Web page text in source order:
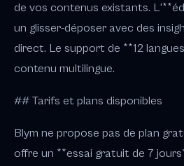
de vos contenus existants.
un glisser-déposer avec des
direct. Le support de **12
contenu multilingue.
## Tarifs et plans disponibles
Blym ne propose pas de plan
offre un **essai gratuit de 7